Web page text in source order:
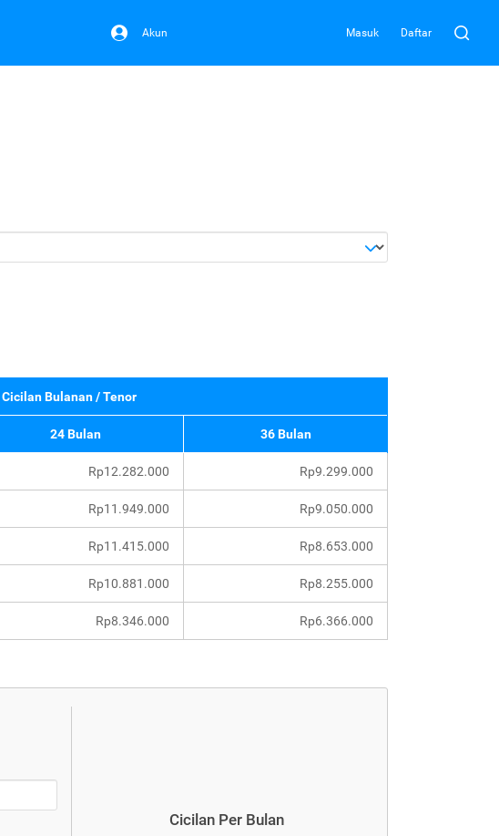
Akun Masuk Daftar
Cicilan Bulanan / Tenor
24 Bulan 36 Bulan
Rp12.282.000 Rp9.299.000
Rp11.949.000 Rp9.050.000
Rp11.415.000 Rp8.653.000
Rp10.881.000 Rp8.255.000
Rp8.346.000 Rp6.366.000
Cicilan Per Bulan